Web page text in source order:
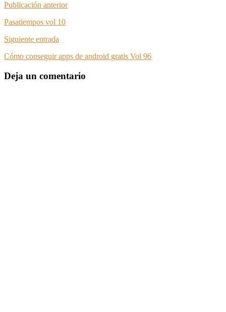
Publicación anterior
Pasatiempos vol 10
Siguiente entrada
Cómo conseguir apps de android gratis Vol 96
Deja un comentario